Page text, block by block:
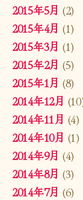
2015年5月 (2)
2015年4月 (1)
2015年3月 (1)
2015年2月 (5)
2015年1月 (8)
2014年12月
2014年11月 (4)
2014年10月 (1)
2014年9月 (4)
2014年8月 (3)
2014年7月 (6)